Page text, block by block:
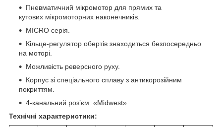
Пневматичний мікромотор для прямих та
кутових мікромоторних наконечників.
MICRO серія.
Кільце-регулятор обертів знаходиться безпосередньо
на моторі.
Можливість реверсного руху.
Корпус зі спеціального сплаву з антикорозійним
покриттям.
4-канальний роз’єм «Midwest»
Технічні характеристики: